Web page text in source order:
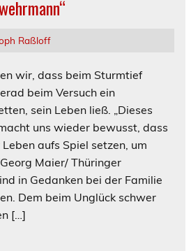
Raßloff
wir, dass beim Sturmtief
beim Versuch ein
sein Leben ließ. „Dieses
uns wieder bewusst, dass
aufs Spiel setzen, um
Maier/ Thüringer
in Gedanken bei der Familie
Dem beim Unglück schwer
[…]